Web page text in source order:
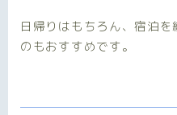
日帰りはもちろん、宿泊
のもおすすめです。